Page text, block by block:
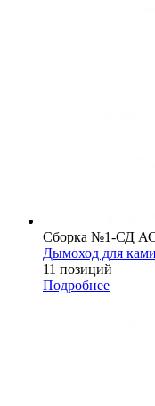
Сборка №1-СД
Дымоход для
11 позиций
Подробнее